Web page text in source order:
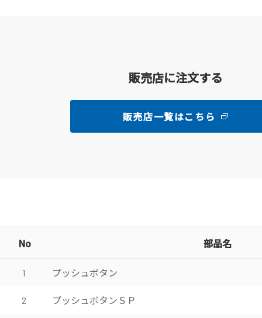
販売店に注文する
販売店一覧はこちら
No 部品名
1 プッシュボタン
2 プッシュボタンＳＰ